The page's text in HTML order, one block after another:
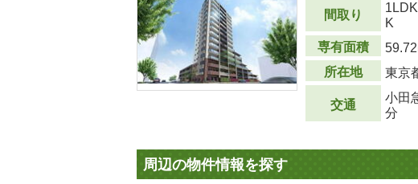
間取り
K
専有面積
所在地
東京
交通
小田
分
周辺の物件情報を探す